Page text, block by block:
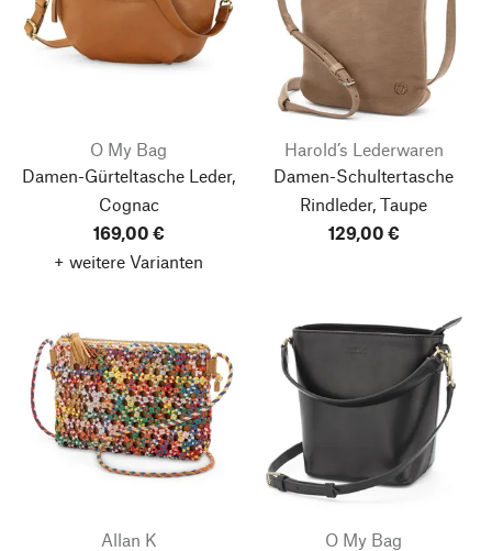
O My Bag
Damen-Gürteltasche Leder,
Cognac
169,00 €
+ weitere Varianten
Harold’s Lederwaren
Damen-Schultertasche
Rindleder, Taupe
129,00 €
Allan K
O My Bag